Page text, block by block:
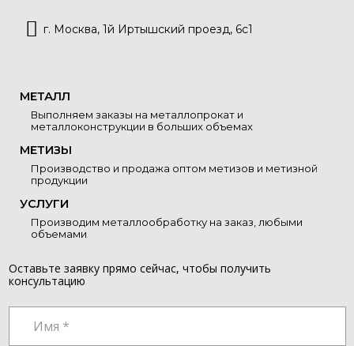
г. Москва, 1й Иртышский проезд, 6с1
МЕТАЛЛ
Выполняем заказы на металлопрокат и
металлоконструкции в больших объемах
МЕТИЗЫ
Производство и продажа оптом метизов и метизной
продукции
УСЛУГИ
Производим металлообработку на заказ, любыми
объемами
Оставьте заявку прямо сейчас, чтобы получить
консультацию